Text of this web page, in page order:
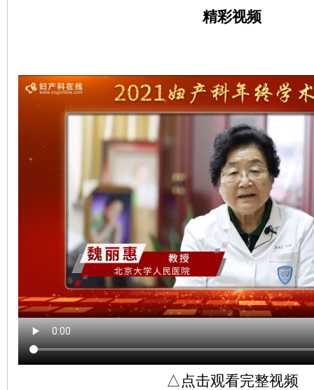
精彩视频
△点击观看完整视频